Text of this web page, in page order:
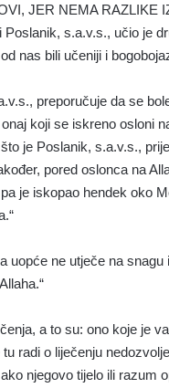
JER NEMA RAZLIKE
s.a.v.s., učio je
nas bili učeniji i
preporučuje da se
koji se iskreno osloni
je Poslanik, s.a.v.s.,
pored oslonca na
je iskopao hendek oko
uopće ne utječe na
a to su: ono koje je
radi o liječenju
njegovo tijelo ili razum